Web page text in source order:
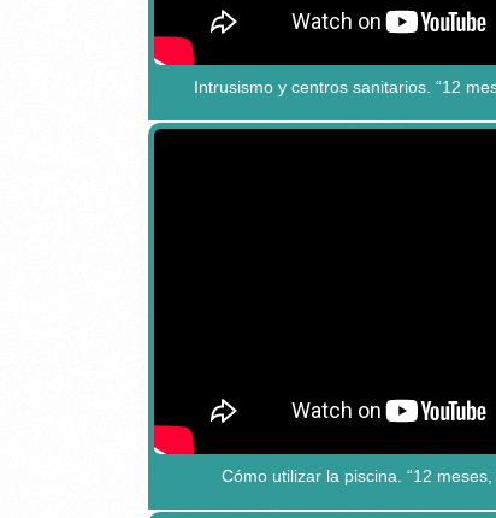
Intrusismo y centros sanitarios. “12
Cómo utilizar la piscina. “12